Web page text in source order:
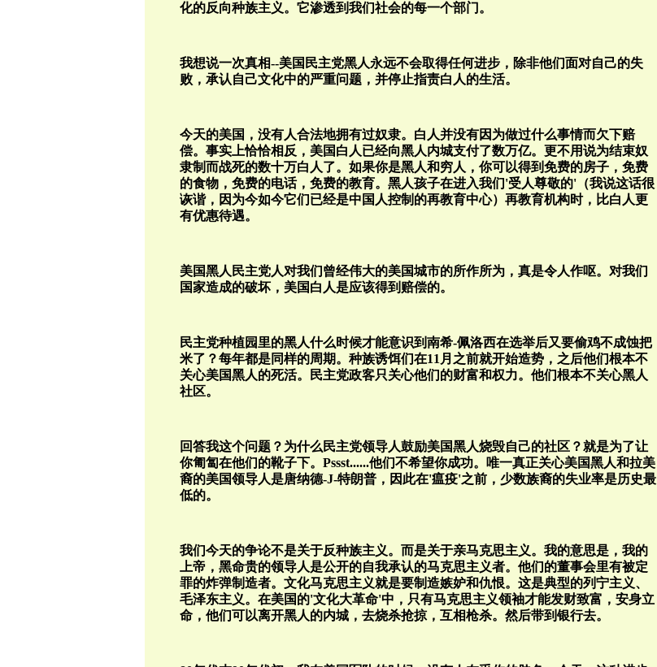
化的反向种族主义。它渗透到我们社会的每一个部门。
我想说一次真相--美国民主党黑人永远不会取得任何进步，除非他们面对自己的失
败，承认自己文化中的严重问题，并停止指责白人的生活。
今天的美国，没有人合法地拥有过奴隶。白人并没有因为做过什么事情而欠下赔
偿。事实上恰恰相反，美国白人已经向黑人内城支付了数万亿。更不用说为结束奴
隶制而战死的数十万白人了。如果你是黑人和穷人，你可以得到免费的房子，免费
的食物，免费的电话，免费的教育。黑人孩子在进入我们'受人尊敬的'（我说这话很
诙谐，因为今如今它们已经是中国人控制的再教育中心）再教育机构时，比白人更
有优惠待遇。
美国黑人民主党人对我们曾经伟大的美国城市的所作所为，真是令人作呕。对我们
国家造成的破坏，美国白人是应该得到赔偿的。
民主党种植园里的黑人什么时候才能意识到南希-佩洛西在选举后又要偷鸡不成蚀把
米了？每年都是同样的周期。种族诱饵们在11 月之前就开始造势，之后他们根本不
关心美国黑人的死活。民主党政客只关心他们的财富和权力。他们根本不关心黑人
社区。
回答我这个问题？为什么民主党领导人鼓励美国黑人烧毁自己的社区？就是为了让
你匍匐在他们的靴子下。 Pssst......他们不希望你成功。唯一真正关心美国黑人和拉美
裔的美国领导人是唐纳德-J-特朗普，因此在'瘟疫'之前，少数族裔的失业率是历史最
低的。
我们今天的争论不是关于反种族主义。而是关于亲马克思主义。我的意思是，我的
上帝，黑命贵的领导人是公开的自我承认的马克思主义者。他们的董事会里有被定
罪的炸弹制造者。文化马克思主义就是要制造嫉妒和仇恨。这是典型的列宁主义、
毛泽东主义。在美国的'文化大革命'中，只有马克思主义领袖才能发财致富，安身立
命，他们可以离开黑人的内城，去烧杀抢掠，互相枪杀。然后带到银行去。